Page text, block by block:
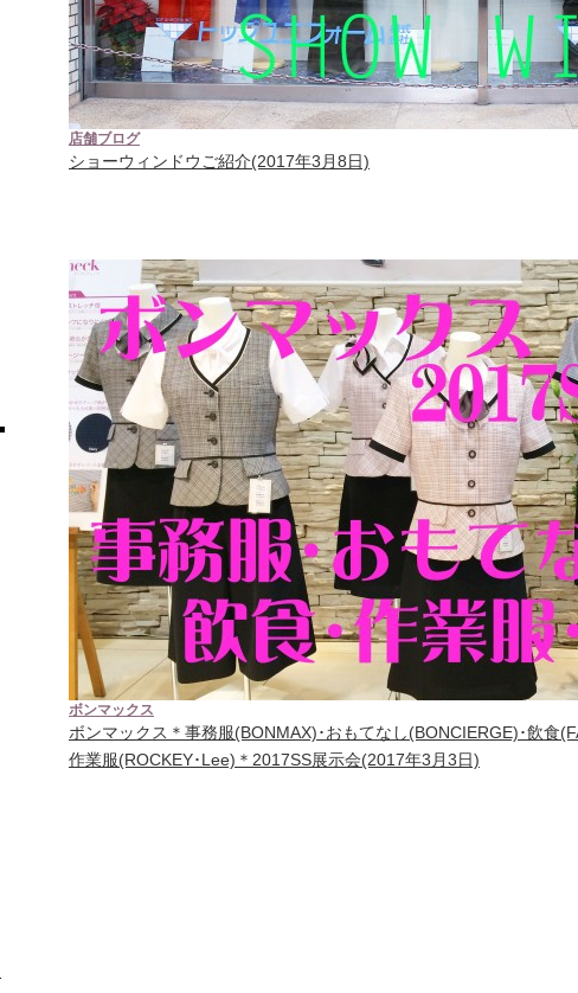
店舗ブログ
ショーウィンドウご紹介(2017年3月8日)
ボンマックス
ボンマックス＊事務服(BONMAX)･おもてなし(BONCIERGE)･飲食
作業服(ROCKEY･Lee)＊2017SS展示会(2017年3月3日)